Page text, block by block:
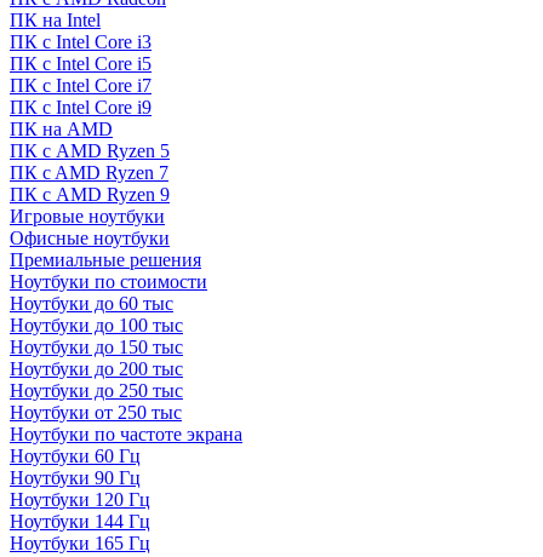
ПК на Intel
ПК с Intel Core i3
ПК с Intel Core i5
ПК с Intel Core i7
ПК с Intel Core i9
ПК на AMD
ПК с AMD Ryzen 5
ПК c AMD Ryzen 7
ПК с AMD Ryzen 9
Игровые ноутбуки
Офисные ноутбуки
Премиальные решения
Ноутбуки по стоимости
Ноутбуки до 60 тыс
Ноутбуки до 100 тыс
Ноутбуки до 150 тыс
Ноутбуки до 200 тыс
Ноутбуки до 250 тыс
Ноутбуки от 250 тыс
Ноутбуки по частоте экрана
Ноутбуки 60 Гц
Ноутбуки 90 Гц
Ноутбуки 120 Гц
Ноутбуки 144 Гц
Ноутбуки 165 Гц